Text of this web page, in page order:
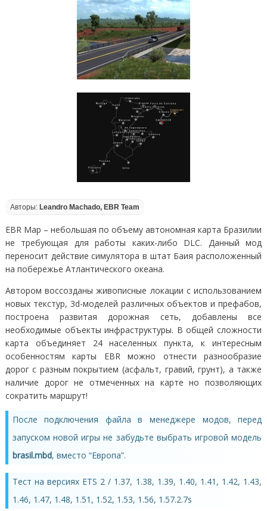
Авторы: Leandro Machado, EBR Team
EBR Map – небольшая по объему автономная карта Бразилии
не требующая для работы каких-либо DLC. Данный мод
переносит действие симулятора в штат Баия расположенный
на побережье Атлантического океана.
Автором воссозданы живописные локации с использованием
новых текстур, 3d-моделей различных объектов и префабов,
построена развитая дорожная сеть, добавлены все
необходимые объекты инфраструктуры. В общей сложности
карта объединяет 24 населенных пункта, к интересным
особенностям карты EBR можно отнести разнообразие
дорог с разным покрытием (асфальт, гравий, грунт), а также
наличие дорог не отмеченных на карте но позволяющих
сократить маршрут!
После подключения файла в менеджере модов, перед
запуском новой игры не забудьте выбрать игровой модель
brasil.mbd, вместо “Европа”.
Тест на версиях ETS 2 / 1.37, 1.38, 1.39, 1.40, 1.41, 1.42, 1.43,
1.46, 1.47, 1.48, 1.51, 1.52, 1.53, 1.56, 1.57.2.7s